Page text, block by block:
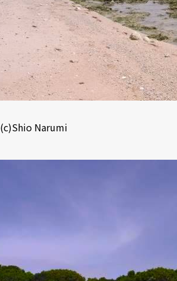
(c)Shio Narumi